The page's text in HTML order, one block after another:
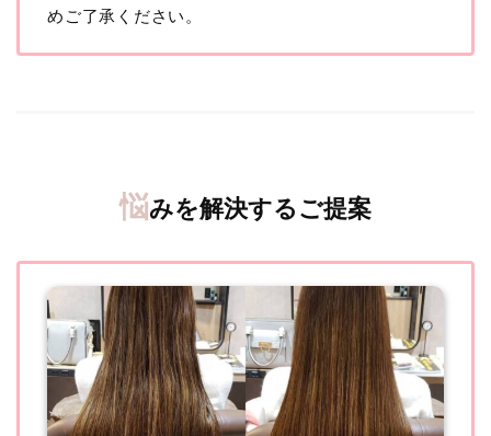
めご了承ください。
悩みを解決するご提案